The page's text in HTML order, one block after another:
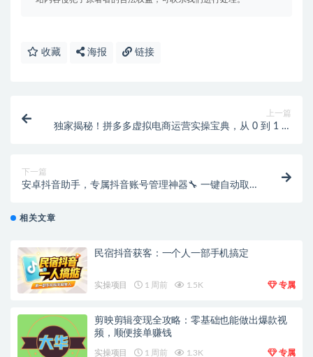
收藏 海报 链接
上一篇
独家揭秘！拼多多虚拟电商运营实操宝典，从 0 到 1 开
下一篇
安卓抖音助手，专属抖音账号管理神器🔧 一键自动取消
相关文章
民宿抖音获客：一个人一部手机搞定
实操项目 1 周前 1.5K 专属
剪映剪辑变现全攻略：零基础也能做出爆款视
频，顺便接单赚钱
实操项目 1 周前 1.3K 专属